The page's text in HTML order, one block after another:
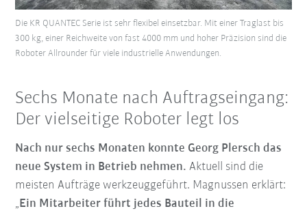
Die KR QUANTEC Serie ist sehr flexibel einsetzbar. Mit einer Traglast bis
300 kg, einer Reichweite von fast 4000 mm und hoher Präzision sind die
Roboter Allrounder für viele industrielle Anwendungen.
Sechs Monate nach Auftragseingang:
Der vielseitige Roboter legt los
Nach nur sechs Monaten konnte Georg Plersch das
neue System in Betrieb nehmen. Aktuell sind die
meisten Aufträge werkzeuggeführt. Magnussen erklärt:
„ Ein Mitarbeiter führt jedes Bauteil in die